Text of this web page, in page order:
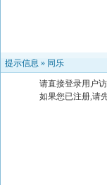
提示信息 » 同乐
请直接登录用户
如果您已注册,请